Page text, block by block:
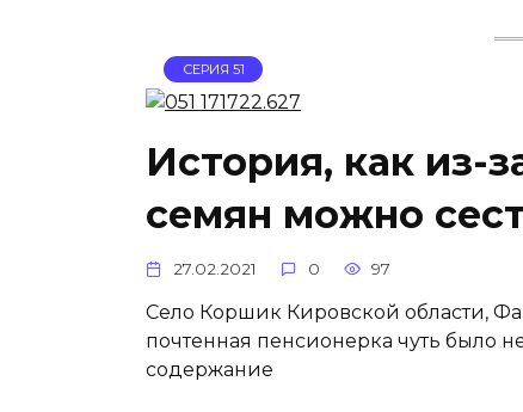
СЕРИЯ 51
История, как из-
семян можно
27.02.2021 0 97
Село Коршик Кировской области,
почтенная пенсионерка чуть было
содержание